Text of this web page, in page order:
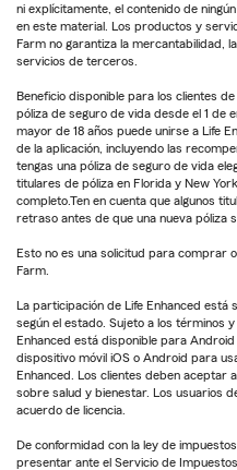
ni explícitamente, el contenido de
en este material. Los productos y
Farm no garantiza la mercantabilidad,
servicios de terceros.
Beneficio disponible para los clientes
póliza de seguro de vida desde el 1 de
mayor de 18 años puede unirse a Life
de la aplicación, incluyendo las
tengas una póliza de seguro de vida
titulares de póliza en Florida y New
completo.Ten en cuenta que algunos
retraso antes de que una nueva póliza
Esto no es una solicitud para comprar
Farm.
La participación de Life Enhanced está
según el estado. Sujeto a los términos
Enhanced está disponible para
dispositivo móvil iOS o Android para
Enhanced. Los clientes deben aceptar
sobre salud y bienestar. Los usuarios
acuerdo de licencia.
De conformidad con la ley de
presentar ante el Servicio de